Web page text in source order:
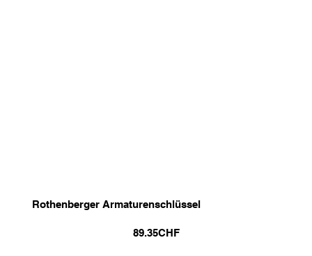
Rothenberger Armaturenschlüssel
89.35CHF